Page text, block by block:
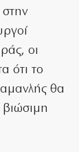
οι
ότι το
θα
βιώσιμη